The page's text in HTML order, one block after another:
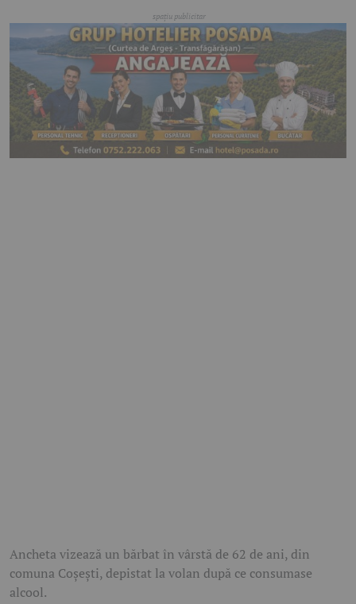
Ancheta vizează un bărbat în vârstă de 62 de ani, din
comuna Coșești, depistat la volan după ce consumase
alcool.